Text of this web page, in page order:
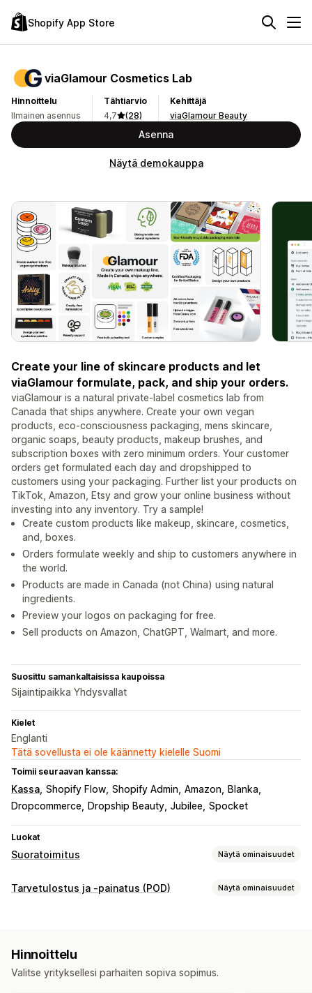
Shopify App Store
viaGlamour Cosmetics Lab
Hinnoittelu
Ilmainen asennus
Tähtiarvio
4,7
(28)
Kehittäjä
viaGlamour Beauty
Asenna
Näytä demokauppa
Create your line of skincare products and let
viaGlamour formulate, pack, and ship your orders.
viaGlamour is a natural private-label cosmetics lab from
Canada that ships anywhere. Create your own vegan
products, eco-consciousness packaging, mens skincare,
organic soaps, beauty products, makeup brushes, and
subscription boxes with zero minimum orders. Your customer
orders get formulated each day and dropshipped to
customers using your packaging. Further list your products on
TikTok, Amazon, Etsy and grow your online business without
investing into any inventory. Try a sample!
Create custom products like makeup, skincare, cosmetics,
and, boxes.
Orders formulate weekly and ship to customers anywhere in
the world.
Products are made in Canada (not China) using natural
ingredients.
Preview your logos on packaging for free.
Sell products on Amazon, ChatGPT, Walmart, and more.
Suosittu samankaltaisissa kaupoissa
Sijaintipaikka Yhdysvallat
Kielet
Englanti
Tätä sovellusta ei ole käännetty kielelle Suomi
Toimii seuraavan kanssa:
Kassa Shopify Flow Shopify Admin Amazon
Blanka
Dropcommerce
Dropship Beauty Jubilee Spocket
Luokat
Suoratoimitus Näytä ominaisuudet
Myytävät tuotteet
Arabiemiirikunnat
Hongkong – Kiinan erityishallintoalue
Indonesia
Tarvetulostus ja -painatus (POD) Näytä ominaisuudet
Mallien luomistyökalu
Yksilöinti Mukautetut mallit
Hinnoittelu
Valitse yrityksellesi parhaiten sopiva sopimus.